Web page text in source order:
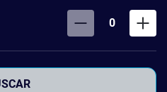
0